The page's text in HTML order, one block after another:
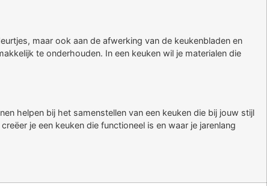
maar ook aan de afwerking van de keukenbladen en
te onderhouden. In een keuken wil je materialen die
helpen bij het samenstellen van een keuken die bij jouw stijl
je een keuken die functioneel is en waar je jarenlang